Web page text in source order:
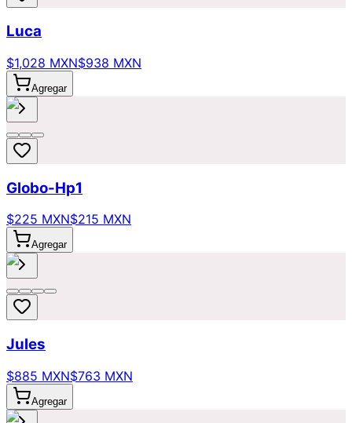
Luca
$1,028 MXN$938 MXN
Agregar
Globo-Hp1
$225 MXN$215 MXN
Agregar
Jules
$885 MXN$763 MXN
Agregar